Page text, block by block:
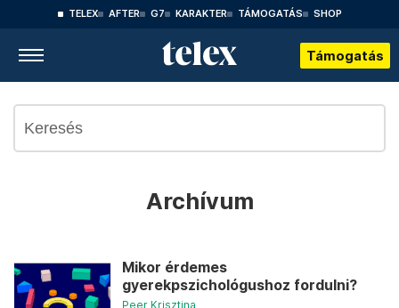
TELEX AFTER G7 KARAKTER TÁMOGATÁS SHOP
Támogatás
Archívum
Mikor érdemes
gyerekpszichológushoz fordulni?
Peer Krisztina